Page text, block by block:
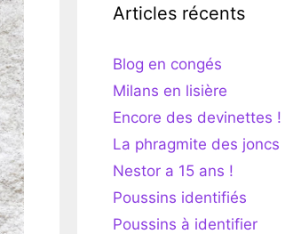
Articles récents
Blog en congés
Milans en lisière
Encore des devinettes !
La phragmite des joncs
Nestor a 15 ans !
Poussins identifiés
Poussins à identifier